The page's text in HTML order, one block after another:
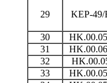
29 KEP-49/
30
31
32
33